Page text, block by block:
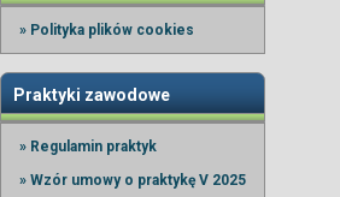
» Polityka plików cookies
Praktyki zawodowe
» Regulamin praktyk
» Wzór umowy o praktykę V 2025